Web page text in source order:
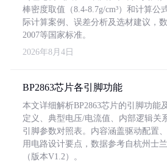
棒密度取值（8.4-8.7g/cm³）和计算公
际计算案例、误差分析及选材建议，
2007等国家标准。
2026年8月4日
BP2863芯片各引脚功能
本文详细解析BP2863芯片的引脚功能
定义、典型电压/电流值、内部逻辑关
引脚参数对照表。内容涵盖驱动配置
用电路设计要点，数据参考自杭州士
（版本V1.2）。